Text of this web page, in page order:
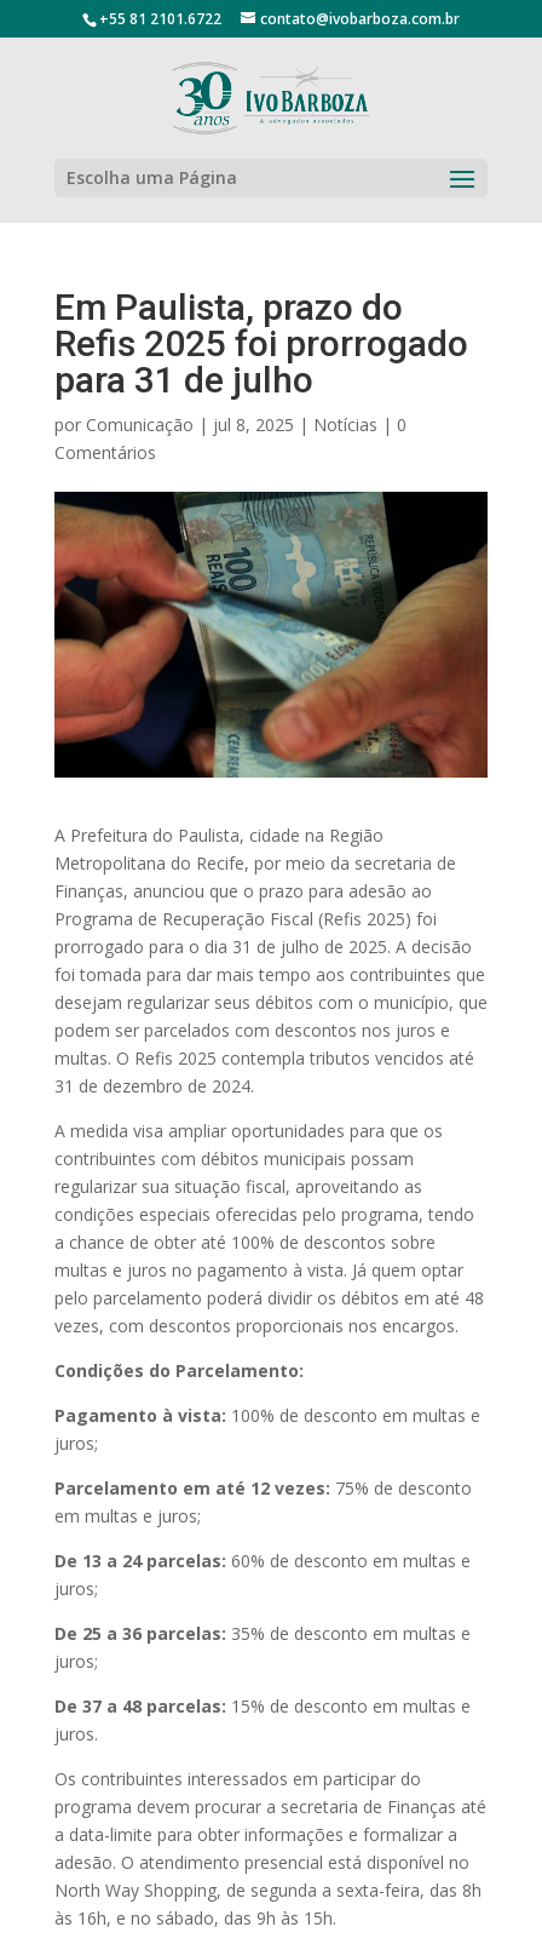
+55 81 2101.6722 contato@ivobarboza.com.br
Escolha uma Página
Em Paulista, prazo do
Refis 2025 foi prorrogado
para 31 de julho
por Comunicação | jul 8, 2025 | Notícias | 0
Comentários
A Prefeitura do Paulista, cidade na Região
Metropolitana do Recife, por meio da secretaria de
Finanças, anunciou que o prazo para adesão ao
Programa de Recuperação Fiscal (Refis 2025) foi
prorrogado para o dia 31 de julho de 2025. A decisão
foi tomada para dar mais tempo aos contribuintes que
desejam regularizar seus débitos com o município, que
podem ser parcelados com descontos nos juros e
multas. O Refis 2025 contempla tributos vencidos até
31 de dezembro de 2024.
A medida visa ampliar oportunidades para que os
contribuintes com débitos municipais possam
regularizar sua situação fiscal, aproveitando as
condições especiais oferecidas pelo programa, tendo
a chance de obter até 100% de descontos sobre
multas e juros no pagamento à vista. Já quem optar
pelo parcelamento poderá dividir os débitos em até 48
vezes, com descontos proporcionais nos encargos.
Condições do Parcelamento:
Pagamento à vista: 100% de desconto em multas e
juros;
Parcelamento em até 12 vezes: 75% de desconto
em multas e juros;
De 13 a 24 parcelas: 60% de desconto em multas e
juros;
De 25 a 36 parcelas: 35% de desconto em multas e
juros;
De 37 a 48 parcelas: 15% de desconto em multas e
juros.
Os contribuintes interessados em participar do
programa devem procurar a secretaria de Finanças até
a data-limite para obter informações e formalizar a
adesão. O atendimento presencial está disponível no
North Way Shopping, de segunda a sexta-feira, das 8h
às 16h, e no sábado, das 9h às 15h.